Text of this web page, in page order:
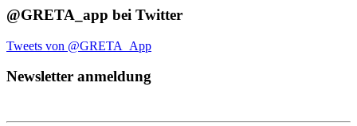
@GRETA_app bei Twitter
Tweets von @GRETA_App
Newsletter anmeldung